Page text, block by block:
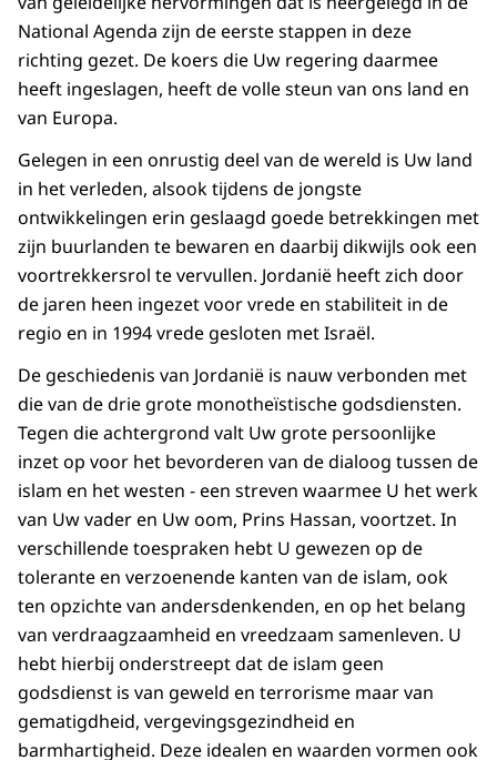
National Agenda zijn de eerste stappen in deze
richting gezet. De koers die Uw regering daarmee
heeft ingeslagen, heeft de volle steun van ons land en
van Europa.
Gelegen in een onrustig deel van de wereld is Uw land
in het verleden, alsook tijdens de jongste
ontwikkelingen erin geslaagd goede betrekkingen met
zijn buurlanden te bewaren en daarbij dikwijls ook een
voortrekkersrol te vervullen. Jordanië heeft zich door
de jaren heen ingezet voor vrede en stabiliteit in de
regio en in 1994 vrede gesloten met Israël.
De geschiedenis van Jordanië is nauw verbonden met
die van de drie grote monotheïstische godsdiensten.
Tegen die achtergrond valt Uw grote persoonlijke
inzet op voor het bevorderen van de dialoog tussen de
islam en het westen - een streven waarmee U het werk
van Uw vader en Uw oom, Prins Hassan, voortzet. In
verschillende toespraken hebt U gewezen op de
tolerante en verzoenende kanten van de islam, ook
ten opzichte van andersdenkenden, en op het belang
van verdraagzaamheid en vreedzaam samenleven. U
hebt hierbij onderstreept dat de islam geen
godsdienst is van geweld en terrorisme maar van
gematigdheid, vergevingsgezindheid en
barmhartigheid. Deze idealen en waarden vormen ook